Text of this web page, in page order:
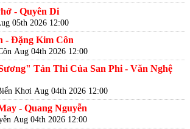
- Quyên Di
05th 2026 12:00
- Đặng Kim Côn
Aug 04th 2026 12:00
Tản Thi Của San Phi - Văn Nghệ
Khơi Aug 04th 2026 12:00
- Quang Nguyễn
Aug 04th 2026 12:00